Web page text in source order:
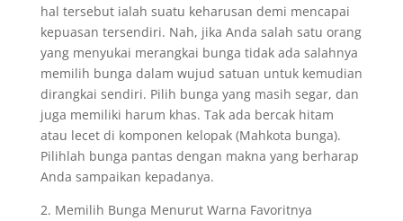
hal tersebut ialah suatu keharusan demi mencapai
kepuasan tersendiri. Nah, jika Anda salah satu orang
yang menyukai merangkai bunga tidak ada salahnya
memilih bunga dalam wujud satuan untuk kemudian
dirangkai sendiri. Pilih bunga yang masih segar, dan
juga memiliki harum khas. Tak ada bercak hitam
atau lecet di komponen kelopak (Mahkota bunga).
Pilihlah bunga pantas dengan makna yang berharap
Anda sampaikan kepadanya.
2. Memilih Bunga Menurut Warna Favoritnya